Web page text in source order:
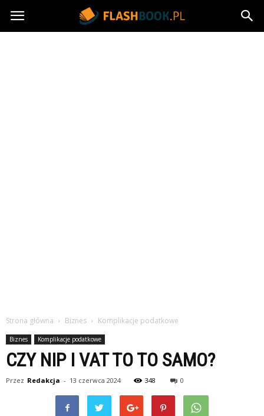
Flashbook.pl
Strona główna Biznes Komplikacje podatkowe
Biznes Komplikacje podatkowe
CZY NIP I VAT TO TO SAMO?
Przez Redakcja - 13 czerwca 2024 348 0